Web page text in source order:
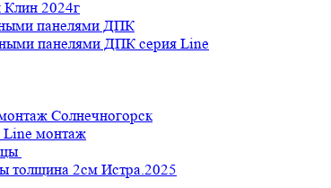
2024г
панелями ДПК
панелями ДПК серия Line
Солнечногорск
Line монтаж
толщина 2см Истра.2025